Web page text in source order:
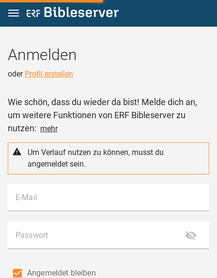
Zum Inhalt springen
Anmelden
oder Profil erstellen
Um Verlauf nutzen zu können, musst du
angemeldet sein.
E-Mail
Passwort
Angemeldet bleiben
Wie schön, dass du wieder da bist! Melde dich an,
um weitere Funktionen von ERF Bibleserver zu
nutzen: mehr